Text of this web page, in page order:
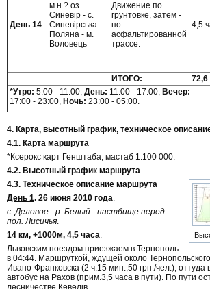
День 14
м.н.? оз.
Синевір - с.
Синевірська
Поляна - м.
Воловець
Движение по
грунтовке, затем -
по
асфальтированной
трассе.
4,5
ИТОГО:
72,6
*Утро: 5:00 - 11:00, День: 11:00 - 17:00, Вечер:
17:00 - 23:00, Ночь: 23:00 - 05:00.
4. Карта, высотный график, техническое
4.1. Карта маршрута
*Ксерокс карт Генштаба, мастаб 1:100 000.
4.2. Высотный график маршрута
4.3. Техническое описание маршрута
День 1. 26 июня 2010 года.
с. Деловое - р. Белый - пастбище перед
пол. Лисичья.
14 км, +1000м, 4,5 часа.
Львовским поездом приезжаем в Тернополь
в 04:44. Маршруткой, ждущей около
Ивано-Франковска (2 ч.15 мин.,50 грн./чел.), оттуда
автобус на Рахов (прим.3,5 часа в пути). По пути
лесничестве Кевелів.